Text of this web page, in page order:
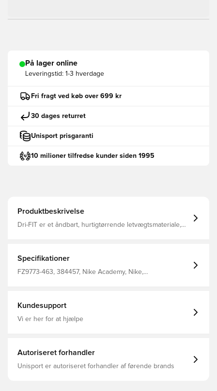
På lager online
Leveringstid: 1-3 hverdage
Fri fragt ved køb over 699 kr
30 dages returret
Unisport prisgaranti
10 milioner tilfredse kunder siden 1995
Produktbeskrivelse
Dri-FIT er et åndbart, hurtigtørrende letvægtsmateriale,
Specifikationer
FZ9773-463, 384457, Nike Academy, Nike,
Kundesupport
Vi er her for at hjælpe
Autoriseret forhandler
Unisport er autoriseret forhandler af førende brands